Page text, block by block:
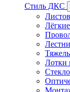
Стиль ДКС
Лотки